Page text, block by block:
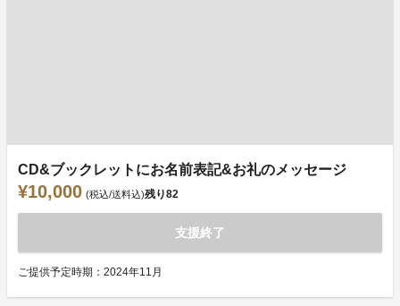
CD&ブックレットにお名前表記&お礼のメッセージ
¥10,000 (税込/送料込)残り82
支援終了
ご提供予定時期：2024年11月